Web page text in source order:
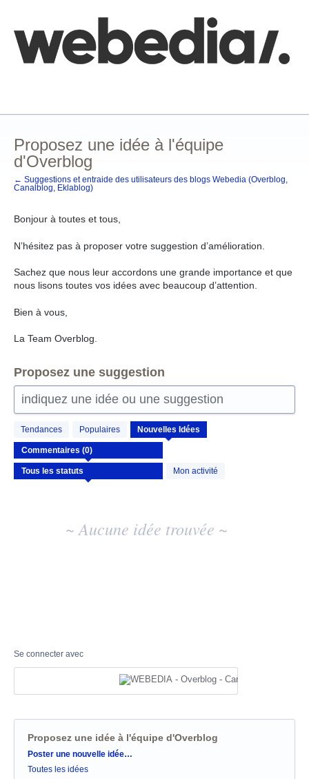
contenu
Proposez une idée à l'équipe
d'Overblog
← Suggestions et entraide des utilisateurs des blogs Webedia (Overblog,
Canalblog, Eklablog)
Bonjour à toutes et tous,
N’hésitez pas à proposer votre suggestion d’amélioration.
Sachez que nous leur accordons une grande importance et que
nous lisons toutes vos idées avec beaucoup d’attention.
Bien à vous,
La Team Overblog.
Proposez une suggestion
indiquez une idée ou une suggestion
Tendances Populaires Nouvelles Idées
Mon activité
Aucun
résultat
d'idée
existant
~ Aucune idée trouvée ~
Se connecter avec
Proposez une idée à l'équipe d'Overblog
Catégories
Poster une nouvelle idée…
Toutes les idées